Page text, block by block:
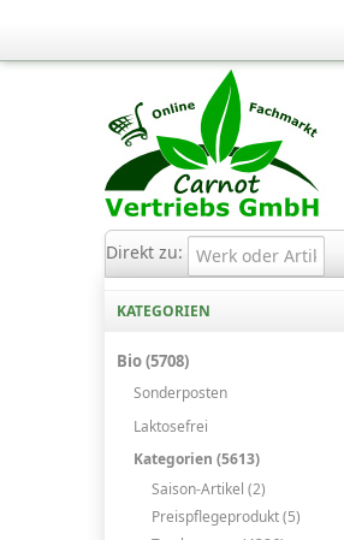
Direkt zu:
KATEGORIEN
Bio (5708)
Sonderposten
Laktosefrei
Kategorien (5613)
Saison-Artikel (2)
Preispflegeprodukt (5)